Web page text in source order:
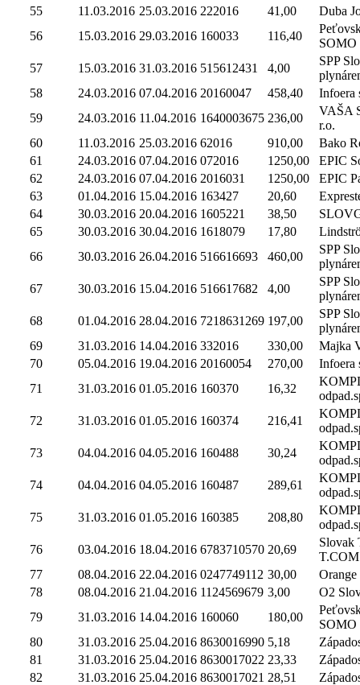
55 11.03.2016 25.03.2016 222016 41,00
Duba
56
15.03.2016 29.03.2016 160033 116,40
SOMO
57
15.03.2016 31.03.2016 515612431 4,00
SPP
58
24.03.2016 07.04.2016 20160047 458,40
Infoera
59
24.03.2016 11.04.2016 1640003675 236,00
VAŠA
r.o.
60
11.03.2016 25.03.2016 62016 910,00
Bako
61
24.03.2016 07.04.2016 072016 1250,00
EPIC
62
24.03.2016 07.04.2016 2016031 1250,00
EPIC
63
01.04.2016 15.04.2016 163427 20,60
64
30.03.2016 20.04.2016 1605221 38,50
65
30.03.2016 30.04.2016 1618079 17,80
66
30.03.2016 26.04.2016 516616693 460,00
SPP
67
30.03.2016 15.04.2016 516617682 4,00
SPP
68
01.04.2016 28.04.2016 7218631269 197,00
SPP
69
31.03.2016 14.04.2016 332016 330,00
Majka
70
05.04.2016 19.04.2016 20160054 270,00
Infoera
71
31.03.2016 01.05.2016 160370 16,32
72
31.03.2016 01.05.2016 160374 216,41
73
04.04.2016 04.05.2016 160488 30,24
74
04.04.2016 04.05.2016 160487 289,61
75
31.03.2016 01.05.2016 160385 208,80
76
03.04.2016 18.04.2016 6783710570 20,69
Slovak
T.COM
77
08.04.2016 22.04.2016 0247749112 30,00
Orange
78
08.04.2016 21.04.2016 1124569679 3,00
O2
79
31.03.2016 14.04.2016 160060 180,00
SOMO
80
31.03.2016 25.04.2016 8630016990 5,18
81
31.03.2016 25.04.2016 8630017022 23,33
82
31.03.2016 25.04.2016 8630017021 28,51